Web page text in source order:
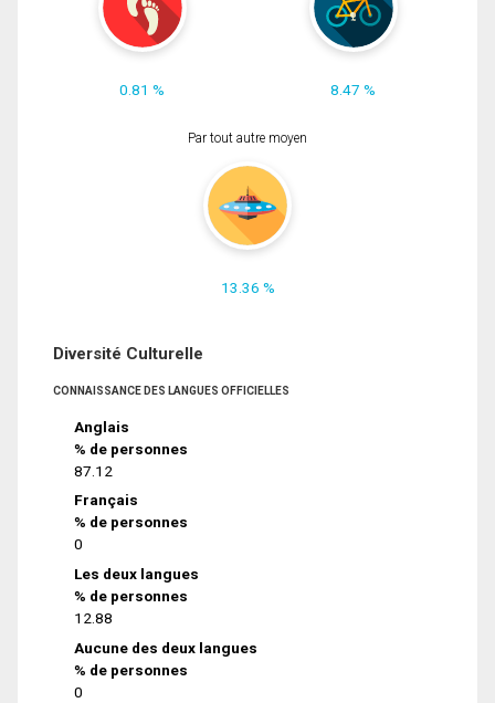
0.81 % 8.47 %
Par tout autre moyen
13.36 %
Diversité Culturelle
CONNAISSANCE DES LANGUES OFFICIELLES
Anglais
% de personnes
87.12
Français
% de personnes
0
Les deux langues
% de personnes
12.88
Aucune des deux langues
% de personnes
0